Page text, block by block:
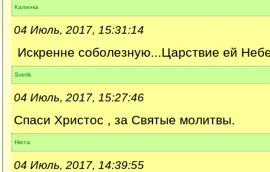
Калинка
04 Июль, 2017, 15:31:14
Искренне соболезную...Царствие ей
Svetik
04 Июль, 2017, 15:27:46
Спаси Христос , за Святые молитвы.
Нюта
04 Июль, 2017, 14:39:55